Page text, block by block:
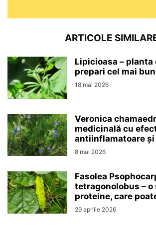
ARTICOLE
Lipicioasa – planta
prepari cel mai
18 mai 2026
Veronica
medicinală cu
antiinflamatoare
8 mai 2026
Fasolea
tetragonolobus – o
proteine, care
29 aprilie 2026